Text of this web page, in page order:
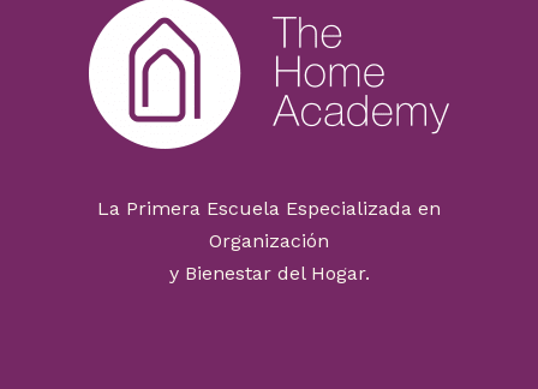
La Primera Escuela Especializada en
Organización
y Bienestar del Hogar.